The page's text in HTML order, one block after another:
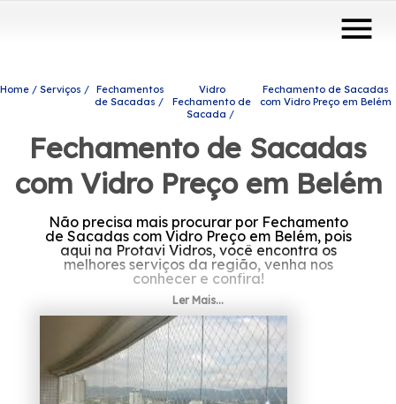
menu
Home Serviços
Fechamentos
de Sacadas
Vidro
Fechamento de
Sacada
Fechamento de Sacadas
com Vidro Preço em Belém
Fechamento de Sacadas
com Vidro Preço em Belém
Não precisa mais procurar por Fechamento
de Sacadas com Vidro Preço em Belém, pois
aqui na Protavi Vidros, você encontra os
melhores serviços da região, venha nos
conhecer e confira!
Está buscando Fechamento de Sacadas com
Vidro Preço em Belém? Oferecendo soluções
quando trata-se de engenharia de vidros,
com a Protavi Vidros, você encontra produtos
e serviços como o de portas de vidro e box
para banheiros, entre outras opções. Fale
conosco e conte com os serviços de
Ler Mais...